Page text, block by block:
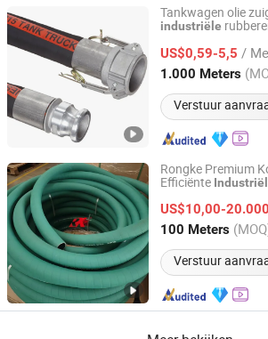
Tankwagen olie
industriële
US$0,59-5,5 /
1.000 Meters
Verstuur
Hengshui Strongflex Fluid Tech Co., Ltd
Hebei, China Sinds 2024
Rongke Premium
Efficiënte
US$10,00-
100 Meters
Verstuur
Guangdong Rongke Industrial
Guangdong, China Sinds